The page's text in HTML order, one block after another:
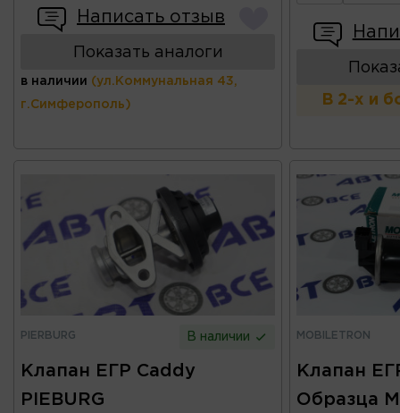
Написать отзыв
Показать аналоги
в наличии (ул.Коммунальная 43,
г.Симферополь) В 2-х и
PIERBURG В наличии
Клапан ЕГР Caddy
PIEBURG
MOBILETRON
Клапан
Образца